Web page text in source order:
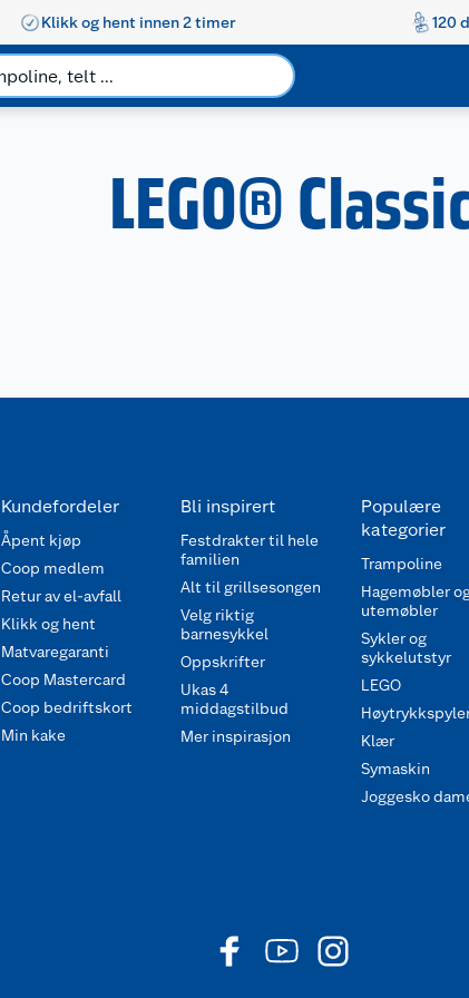
Klikk og hent innen 2 timer 120
LEGO®
Kundefordeler
Åpent kjøp
Coop medlem
Retur av el-avfall
Klikk og hent
Matvaregaranti
Coop Mastercard
Coop bedriftskort
Min kake
Bli inspirert
Festdrakter til hele
familien
Alt til grillsesongen
Velg riktig
barnesykkel
Oppskrifter
Ukas 4
middagstilbud
Mer inspirasjon
Populære
kategorier
Trampoline
Hagemøbler
utemøbler
Sykler og
sykkelutstyr
LEGO
Klær
Symaskin
Joggesko